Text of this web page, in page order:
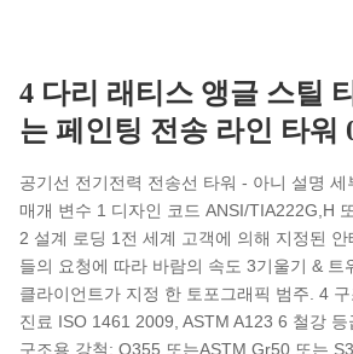
4 다리 래티스 앵글 스틸
는 페인팅 전송 라인 타워
공기선 전기전력 전송선 타워 - 아니 설명 세
매개 변수 1 디자인 코드 ANSI/TIA222G,H
2 설계 로딩 1전 세계 고객에 의해 지정된
들의 요청에 따라 바람의 속도 3기울기 & 트
클라이언트가 지정 한 토포그래픽 범주. 4
진료 ISO 1461 2009, ASTM A123 6 철강
구조용 강철: Q355 또는ASTM Gr50 또는